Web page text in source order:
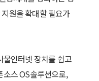
원을 확대할 필요가
물인터넷 장치를 쉽고
소스 OS솔루션으로,